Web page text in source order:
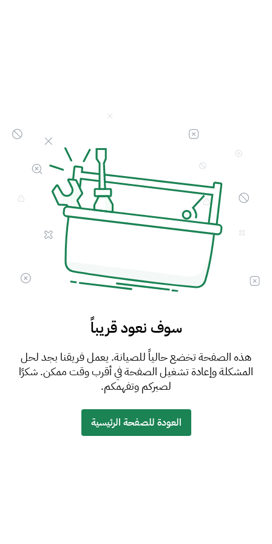
سوف نعود قريباً
هذه الصفحة تخضع حالياً للصيانة. يعمل فريقنا بجد لحل
المشكلة وإعادة تشغيل الصفحة في أقرب وقت ممكن. شكرًا
لصبركم وتفهمكم.
العودة للصفحة الرئيسية